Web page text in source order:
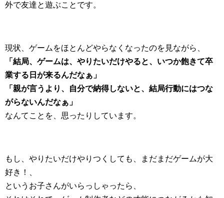
外で友達と遊ぶことです。
現状、ゲームをほとんどやらなくなったのを見ながら、
「結局、ゲームは、やりたいだけやると、いつか飽きて卒
業する日が来るんだなぁ」
「親が言うより、自分で納得しないと、結局行動にはつな
がらないんだなぁ」
なんてことを、思ったりしています。
もし、やりたいだけやりつくしても、まだまだゲームが大
好き！、
というお子さんがいらっしゃったら、